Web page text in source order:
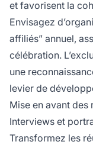
et favorisent la
Envisagez
affiliés” annuel,
célébration.
une
levier de
Mise en avant des
Interviews et
Transformez les